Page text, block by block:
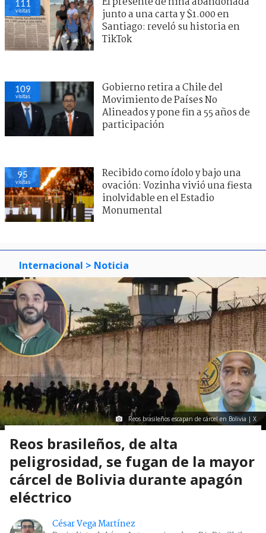
111
visitas
junto a una carta y $1.000 en
Santiago: reveló su historia en
TikTok
109
visitas
Gobierno retira a Chile del
Movimiento de Países No
Alineados y pone fin a 55 años de
participación
95
visitas
Recibido como ídolo y bajo una
ovación: Vozinha vivió una fiesta
inolvidable en el Estadio
Monumental
Internacional > Noticia
Reos brasileños escapan de cárcel en Bolivia | X
Reos brasileños, de alta
peligrosidad, se fugan de la mayor
cárcel de Bolivia durante apagón
eléctrico
César Vega Martínez